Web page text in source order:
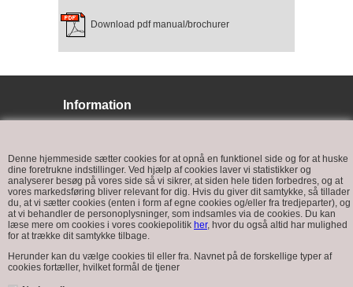
Denne hjemmeside sætter cookies for at opnå en funktionel side og for at huske
dine foretrukne indstillinger. Ved hjælp af cookies laver vi statistikker og
analyserer besøg på vores side så vi sikrer, at siden hele tiden forbedres, og at
vores markedsføring bliver relevant for dig. Hvis du giver dit samtykke, så tillader
du, at vi sætter cookies (enten i form af egne cookies og/eller fra tredjeparter), og
at vi behandler de personoplysninger, som indsamles via de cookies. Du kan
læse mere om cookies i vores cookiepolitik her, hvor du også altid har mulighed
for at trække dit samtykke tilbage.
Herunder kan du vælge cookies til eller fra. Navnet på de forskellige typer af
cookies fortæller, hvilket formål de tjener
Download pdf manual/brochurer
Information
6400 Sønderborg
Kundeservice
Tlf.: +45 7448 5258